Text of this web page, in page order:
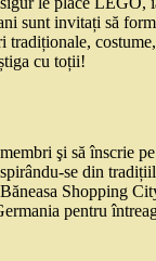
sunt invitați să
cu toții!
şi să înscrie pe
se din
Shopping
pentru